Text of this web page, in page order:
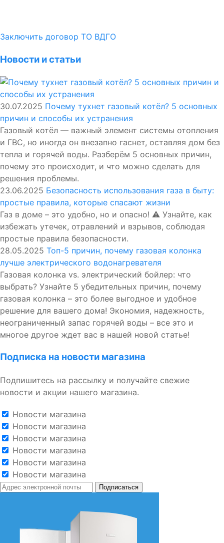
Заключить договор ТО ВДГО
Новости и статьи
30.07.2025 Почему тухнет газовый котёл? 5 основных
причин и способы их устранения
Газовый котёл — важный элемент системы отопления
и ГВС, но иногда он внезапно гаснет, оставляя дом без
тепла и горячей воды. Разберём 5 основных причин,
почему это происходит, и что можно сделать для
решения проблемы.
23.06.2025 Безопасность использования газа в быту:
простые правила, которые спасают жизни
Газ в доме – это удобно, но и опасно! ⚠️ Узнайте, как
избежать утечек, отравлений и взрывов, соблюдая
простые правила безопасности.
28.05.2025 Топ-5 причин, почему газовая колонка
лучше электрического водонагревателя
Газовая колонка vs. электрический бойлер: что
выбрать? Узнайте 5 убедительных причин, почему
газовая колонка – это более выгодное и удобное
решение для вашего дома! Экономия, надежность,
неограниченный запас горячей воды – все это и
многое другое ждет вас в нашей новой статье!
Подписка на новости магазина
Подпишитесь на рассылку и получайте свежие
новости и акции нашего магазина.
Новости магазина
Новости магазина
Новости магазина
Новости магазина
Новости магазина
Новости магазина